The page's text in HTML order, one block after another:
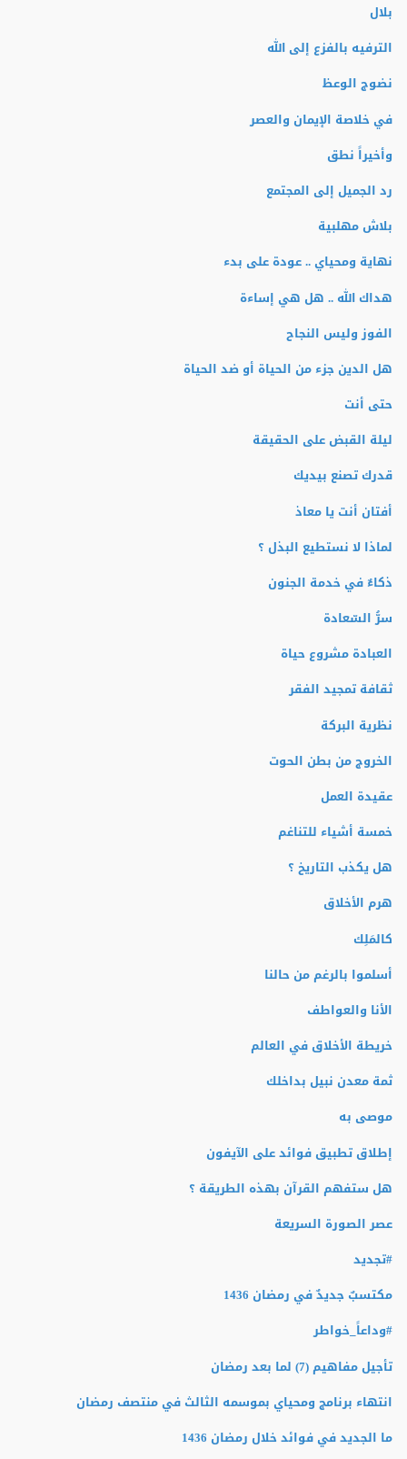
بلال
الترفيه بالفزع إلى الله
نضوج الوعظ
في خلاصة الإيمان والعصر
وأخيراً نطق
رد الجميل إلى المجتمع
بلاش مهلبية
نهاية ومحياي .. عودة على بدء
هداك الله .. هل هي إساءة
الفوز وليس النجاح
هل الدين جزء من الحياة أو ضد الحياة
حتى أنت
ليلة القبض على الحقيقة
قدرك تصنع بيديك
أفتان أنت يا معاذ
لماذا لا نستطيع البذل ؟
ذكاءٌ في خدمة الجنون
سرُّ السّعادة
العبادة مشروع حياة
ثقافة تمجيد الفقر
نظرية البركة
الخروج من بطن الحوت
عقيدة العمل
خمسة أشياء للتناغم
هل يكذب التاريخ ؟
هرم الأخلاق
كالمَلِك
أسلموا بالرغم من حالنا
الأنا والعواطف
خريطة الأخلاق في العالم
ثمة معدن نبيل بداخلك
موصى به
إطلاق تطبيق فوائد على الآيفون
هل ستفهم القرآن بهذه الطريقة ؟
عصر الصورة السريعة
#تجديد
مكتسبٌ جديدٌ في رمضان 1436
#وداعاً_خواطر
تأجيل مفاهيم (7) لما بعد رمضان
انتهاء برنامج ومحياي بموسمه الثالث في منتصف رمضان
ما الجديد في فوائد خلال رمضان 1436